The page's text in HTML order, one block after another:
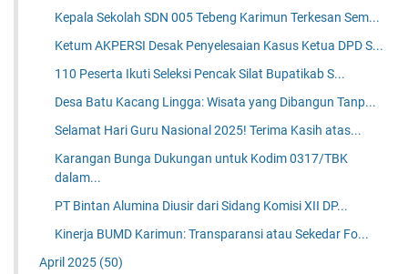
Kepala Sekolah SDN 005 Tebeng Karimun Terkesan Sem...
Ketum AKPERSI Desak Penyelesaian Kasus Ketua DPD S...
110 Peserta Ikuti Seleksi Pencak Silat Bupatikab S...
Desa Batu Kacang Lingga: Wisata yang Dibangun Tanp...
Selamat Hari Guru Nasional 2025! Terima Kasih atas...
Karangan Bunga Dukungan untuk Kodim 0317/TBK
dalam...
PT Bintan Alumina Diusir dari Sidang Komisi XII DP...
Kinerja BUMD Karimun: Transparansi atau Sekedar Fo...
April 2025 (50)